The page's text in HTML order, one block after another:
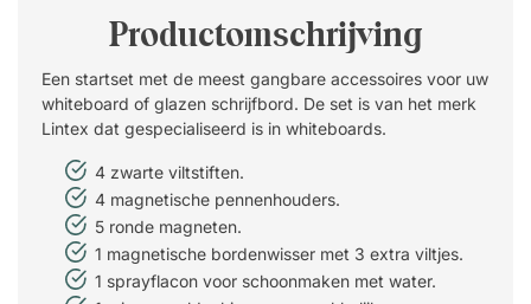
Productomschrijving
Een startset met de meest gangbare accessoires voor uw
whiteboard of glazen schrijfbord. De set is van het merk
Lintex dat gespecialiseerd is in whiteboards.
4 zwarte viltstiften.
4 magnetische pennenhouders.
5 ronde magneten.
1 magnetische bordenwisser met 3 extra viltjes.
1 sprayflacon voor schoonmaken met water.